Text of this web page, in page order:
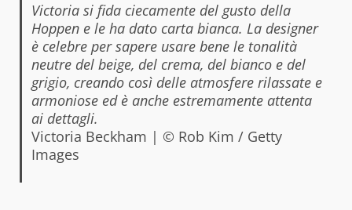
Victoria si fida ciecamente del gusto della
Hoppen e le ha dato carta bianca. La designer
è celebre per sapere usare bene le tonalità
neutre del beige, del crema, del bianco e del
grigio, creando così delle atmosfere rilassate e
armoniose ed è anche estremamente attenta
ai dettagli.
Victoria Beckham | © Rob Kim / Getty
Images